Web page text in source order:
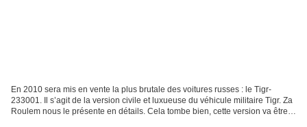
En 2010 sera mis en vente la plus brutale des voitures russes : le Tigr-
233001. Il s’agit de la version civile et luxueuse du véhicule militaire Tigr. Za
Roulem nous le présente en détails. Cela tombe bien, cette version va être